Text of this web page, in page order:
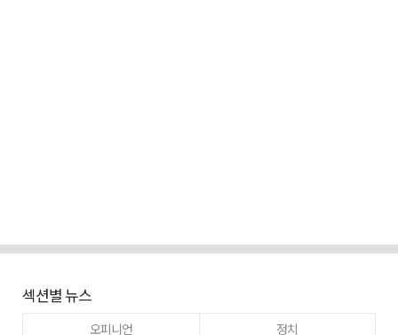
섹션별 뉴스
오피니언
정치